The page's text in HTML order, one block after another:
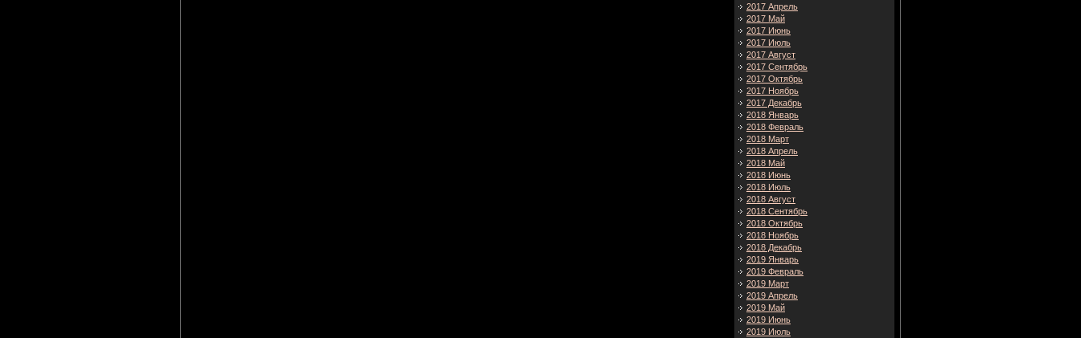
2017 Апрель
2017 Май
2017 Июнь
2017 Июль
2017 Август
2017 Сентябрь
2017 Октябрь
2017 Ноябрь
2017 Декабрь
2018 Январь
2018 Февраль
2018 Март
2018 Апрель
2018 Май
2018 Июнь
2018 Июль
2018 Август
2018 Сентябрь
2018 Октябрь
2018 Ноябрь
2018 Декабрь
2019 Январь
2019 Февраль
2019 Март
2019 Апрель
2019 Май
2019 Июнь
2019 Июль